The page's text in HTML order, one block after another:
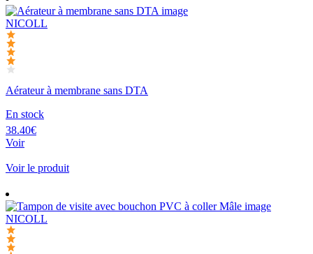
NICOLL
Aérateur à membrane sans DTA
En stock
38.40€
Voir
Voir le produit
NICOLL